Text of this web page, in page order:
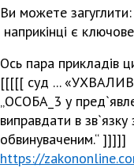
Ви можете
наприкінці є
Ось пара прикладів
[[[[[ суд ...
„ОСОБА_3 у
виправдати в
обвинуваченим.“ ]]]]]
https://